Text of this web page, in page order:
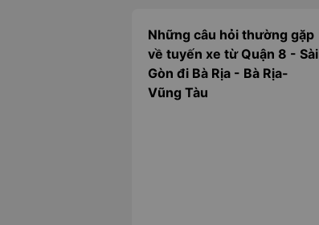
Những câu hỏi thường gặp
về tuyến xe từ Quận 8 - Sài
Gòn đi Bà Rịa - Bà Rịa-
Vũng Tàu